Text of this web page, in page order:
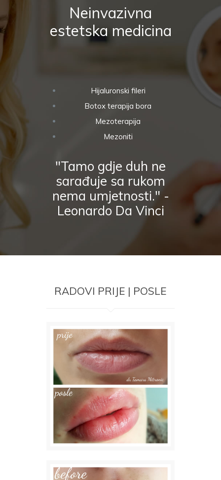
Neinvazivna
estetska medicina
Hijaluronski fileri
Botox terapija bora
Mezoterapija
Mezoniti
"Tamo gdje duh ne
sarađuje sa rukom
nema umjetnosti." -
Leonardo Da Vinci
RADOVI PRIJE | POSLE